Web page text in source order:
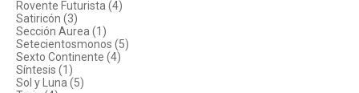
Rovente Futurista (4)
Satiricón (3)
Sección Aurea (1)
Setecientosmonos (5)
Sexto Continente (4)
Síntesis (1)
Sol y Luna (5)